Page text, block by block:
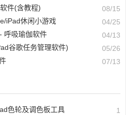
件(含教程)
08/15
iPad休闲小游戏
04/25
呼吸瑜伽软件
04/13
谷歌任务管理软件)
05/26
07/13
色轮及调色板工具 1